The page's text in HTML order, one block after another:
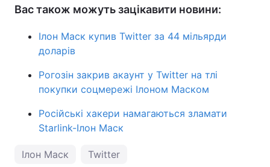
Вас також можуть зацікавити новини:
Ілон Маск купив Twitter за 44 мільярди
доларів
Рогозін закрив акаунт у Twitter на тлі
покупки соцмережі Ілоном Маском
Російські хакери намагаються зламати
Starlink-Ілон Маск
Ілон Маск Twitter